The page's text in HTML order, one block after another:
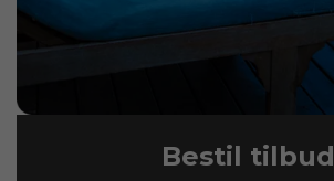
Bestil tilbud